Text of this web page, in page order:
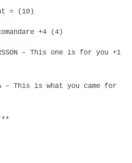
= (10)
+4 (4)
– This one is for you +1
– This is what you came for